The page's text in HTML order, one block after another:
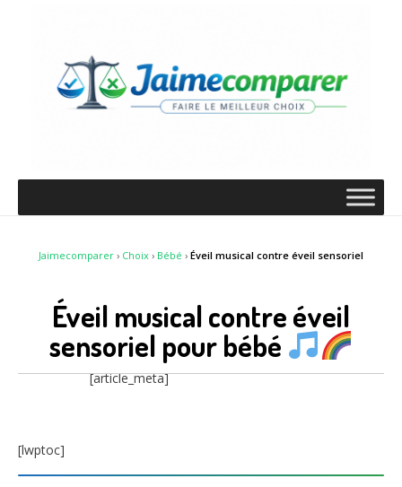
Jaimecomparer › Choix › Bébé › Éveil musical contre éveil sensoriel
Éveil musical contre éveil
sensoriel pour bébé
[article_meta]
[lwptoc]